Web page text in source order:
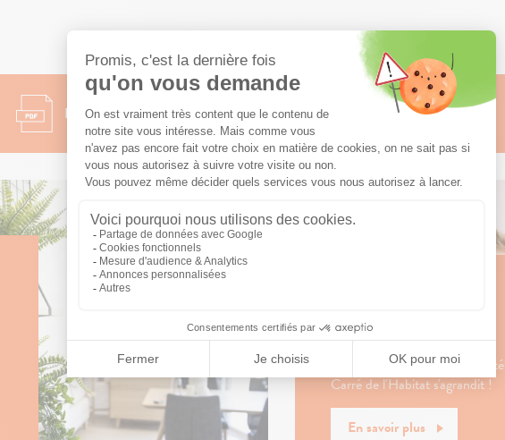
Pour en savoir plus, téléchargez le book concept
Nos clients témoignent !
Chaque année, la communauté
Carré de l'Habitat s'agrandit !
En savoir plus